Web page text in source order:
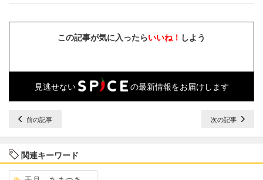
この記事が気に入ったらいいね！ しよう
見逃せない の最新情報をお届けします
前の記事 次の記事
関連キーワード